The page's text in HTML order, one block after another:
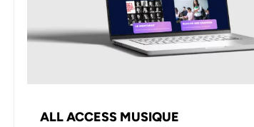
ALL ACCESS MUSIQUE